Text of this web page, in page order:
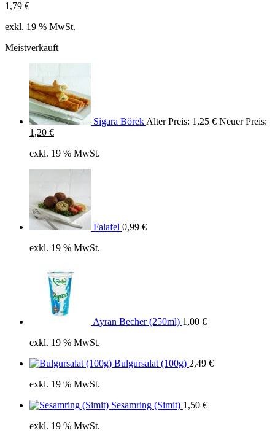
1,79 €
exkl. 19 % MwSt.
Meistverkauft
Sigara Börek Alter Preis: 1,25€ Neuer Preis:
1,20 €Aktueller
ist:
exkl. 19 % MwSt.
Falafel 0,99 €
exkl. 19 % MwSt.
Ayran Becher (250ml) 1,00 €
exkl. 19 % MwSt.
Bulgursalat (100g) 2,49 €
exkl. 19 % MwSt.
Sesamring (Simit) 1,50 €
exkl. 19 % MwSt.